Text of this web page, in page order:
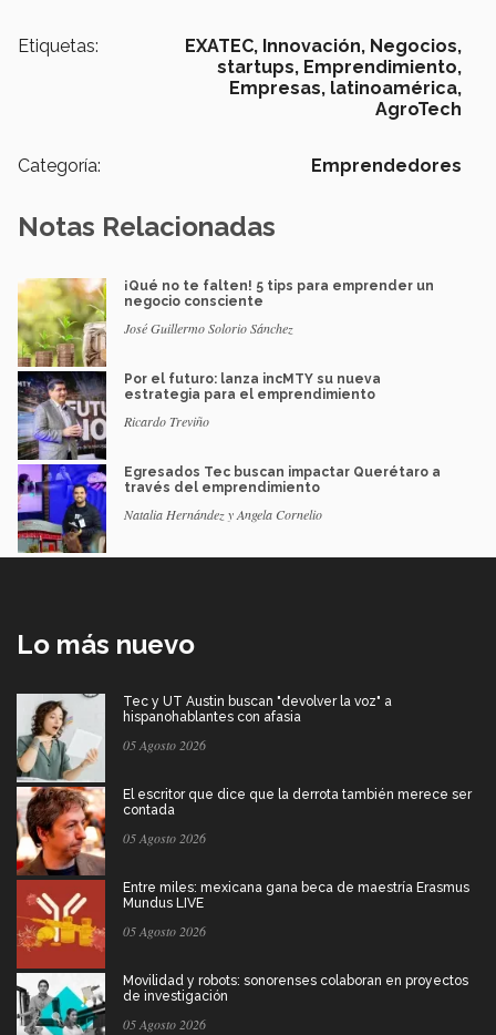
Etiquetas: EXATEC, Innovación, Negocios,
startups, Emprendimiento,
Empresas, latinoamérica,
AgroTech
Categoría: Emprendedores
Notas Relacionadas
¡Qué no te falten! 5 tips para emprender un
negocio consciente
José Guillermo Solorio Sánchez
Por el futuro: lanza incMTY su nueva
estrategia para el emprendimiento
Ricardo Treviño
Egresados Tec buscan impactar Querétaro a
través del emprendimiento
Natalia Hernández y Angela Cornelio
Lo más nuevo
Tec y UT Austin buscan "devolver la voz" a
hispanohablantes con afasia
05 Agosto 2026
El escritor que dice que la derrota también merece ser
contada
05 Agosto 2026
Entre miles: mexicana gana beca de maestría Erasmus
Mundus LIVE
05 Agosto 2026
Movilidad y robots: sonorenses colaboran en proyectos
de investigación
05 Agosto 2026